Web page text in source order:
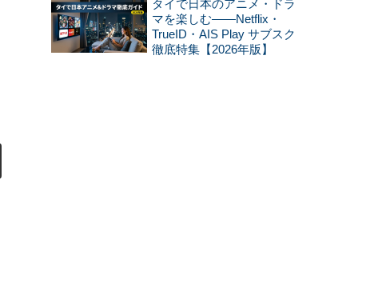
タイで日本のアニメ・ドラ
マを楽しむ——Netflix・
TrueID・AIS Play サブスク
徹底特集【2026年版】